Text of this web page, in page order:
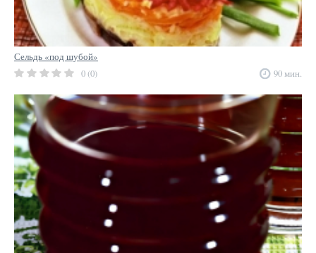
Сельдь «под шубой»
0 (0)
90 мин.